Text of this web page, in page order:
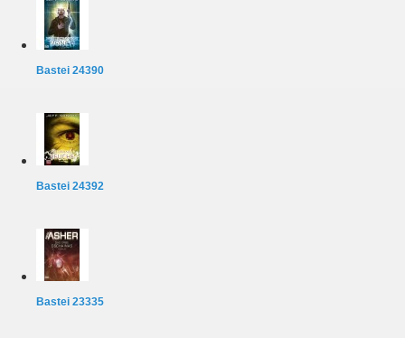
Bastei 24390
Bastei 24392
Bastei 23335